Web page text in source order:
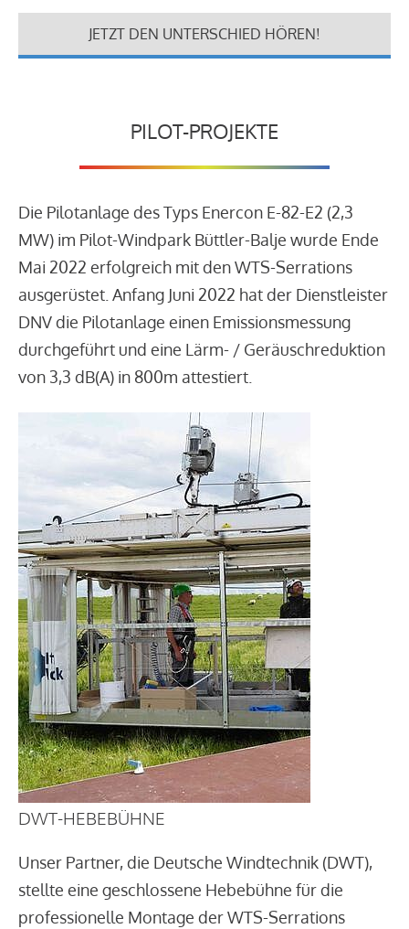
JETZT DEN UNTERSCHIED HÖREN!
PILOT-PROJEKTE
Die Pilotanlage des Typs Enercon E-82-E2 (2,3
MW) im Pilot-Windpark Büttler-Balje wurde Ende
Mai 2022 erfolgreich mit den WTS-Serrations
ausgerüstet. Anfang Juni 2022 hat der Dienstleister
DNV die Pilotanlage einen Emissionsmessung
durchgeführt und eine Lärm- / Geräuschreduktion
von 3,3 dB(A) in 800m attestiert.
DWT-HEBEBÜHNE
Unser Partner, die Deutsche Windtechnik (DWT),
stellte eine geschlossene Hebebühne für die
professionelle Montage der WTS-Serrations